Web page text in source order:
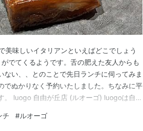
味しいイタリアンといえばどこでしょう
でてくるようです。舌の肥えた友人からも
い、、とのことで先日ランチに伺ってみま
でぬかりなく予約いたしました。ちなみに平
。 luogo 自由が丘店 (ルオーゴ) luogoは自由
目の美しいカウンターに8席、こじんまり
チ #ルオーゴ